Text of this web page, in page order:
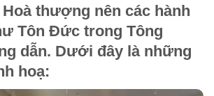
thượng nên các hành
Tôn Đức trong Tông
dẫn. Dưới đây là những
hoạ: